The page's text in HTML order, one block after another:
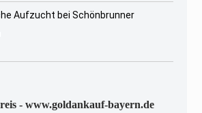
Aufzucht bei Schönbrunner
- www.goldankauf-bayern.de